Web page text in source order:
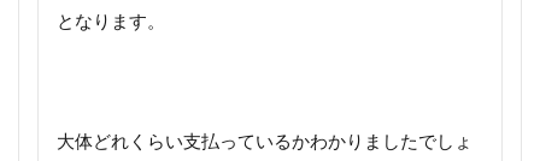
となります。
大体どれくらい支払っているかわかりましたでしょ